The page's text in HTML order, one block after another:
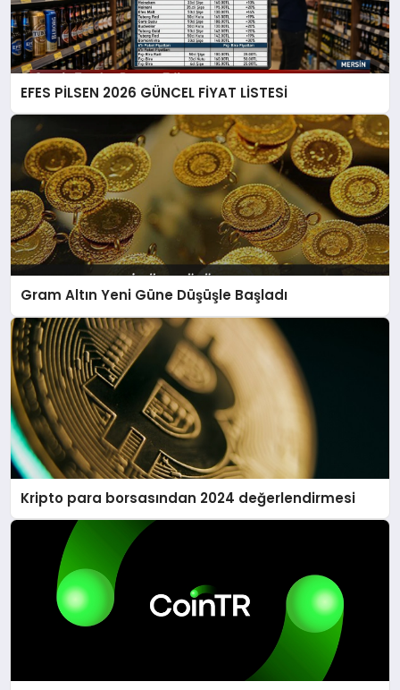
EFES PİLSEN 2026 GÜNCEL FİYAT LİSTESİ
Gram Altın Yeni Güne Düşüşle Başladı
Kripto para borsasından 2024 değerlendirmesi